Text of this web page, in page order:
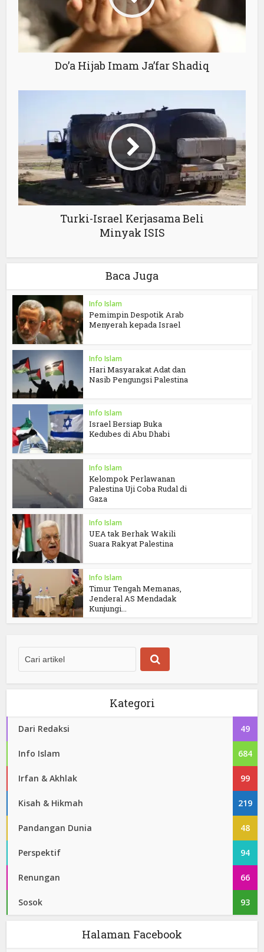
Do’a Hijab Imam Ja’far Shadiq
Turki-Israel Kerjasama Beli
Minyak ISIS
Baca Juga
Info Islam
Pemimpin Despotik Arab
Menyerah kepada Israel
Info Islam
Hari Masyarakat Adat dan
Nasib Pengungsi Palestina
Info Islam
Israel Bersiap Buka
Kedubes di Abu Dhabi
Info Islam
Kelompok Perlawanan
Palestina Uji Coba Rudal di
Gaza
Info Islam
UEA tak Berhak Wakili
Suara Rakyat Palestina
Info Islam
Timur Tengah Memanas,
Jenderal AS Mendadak
Kunjungi...
Kategori
Dari Redaksi 49
Info Islam 684
Irfan & Akhlak 99
Kisah & Hikmah 219
Pandangan Dunia 48
Perspektif 94
Renungan 66
Sosok 93
Halaman Facebook